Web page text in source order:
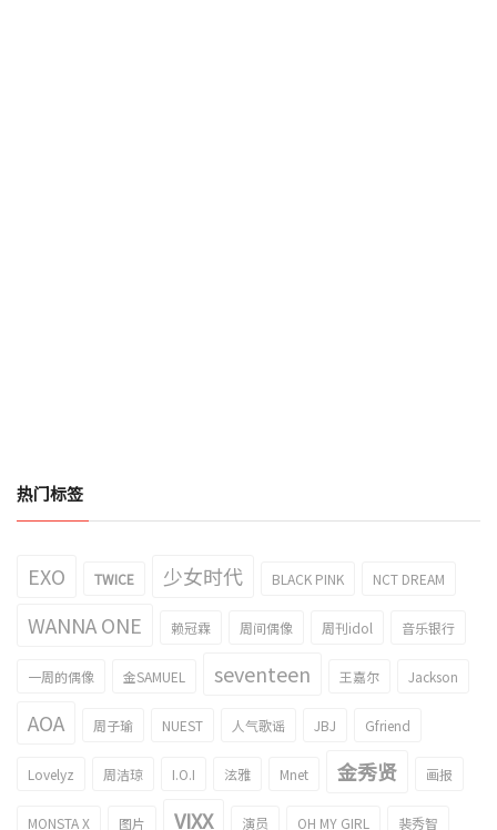
热门标签
EXO TWICE 少女时代 BLACK PINK NCT DREAM
WANNA ONE 赖冠霖 周间偶像 周刊idol 音乐银行
一周的偶像 金SAMUEL seventeen 王嘉尔 Jackson
AOA 周子瑜 NUEST 人气歌谣 JBJ Gfriend
Lovelyz 周洁琼 I.O.I 泫雅 Mnet 金秀贤 画报
MONSTA X 图片 VIXX 演员 OH MY GIRL 裴秀智